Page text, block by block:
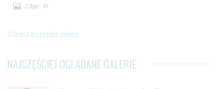
Zdjęć: 41
Zobacz wszystkie galerie
NAJCZĘŚCIEJ OGLĄDANE GALERIE